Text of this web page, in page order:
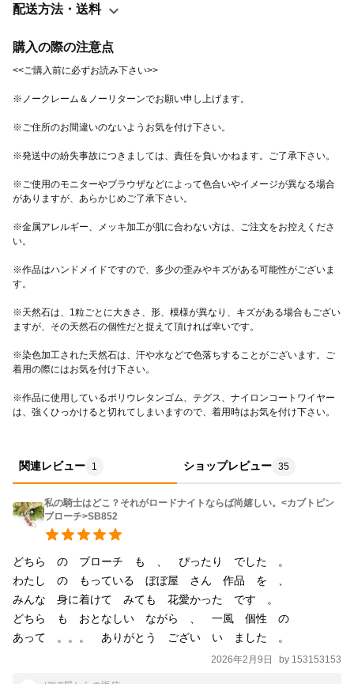
ローチです。そのため、再販や同一商品の作成は難しいので、あ
先が多少尖っているものが含まれている場合がございますので、
ご使用時にはご注意ください。 <<天然石の選び方>> 天然石の選
屋がお勧めしている選び方は、「直観で気に入ったもの」です。
色々な天然石をご覧になって、とても魅かれる天然石があれば、
いとマッチしていた！な～んてこともあります。 なので、誕生石
じゃないから、自分が表向き求めている願いと異なるからといっ
て、魅かれた天然石を避ける必要はないと思います。 また、季節
や色々な場面に合わせて、異なる天然石を着用なさるのも良いと
思います。
配送方法・送料
購入の際の注意点
※ご使用のモニターやブラウザなどによって色合いやイメージが異なる場合
※金属アレルギー、メッキ加工が肌に合わない方は、ご注文をお控えくださ
※作品はハンドメイドですので、多少の歪みやキズがある可能性がございま
※天然石は、1粒ごとに大きさ、形、模様が異なり、キズがある場合もござい
※染色加工された天然石は、汗や水などで色落ちすることがございます。ご
※作品に使用しているポリウレタンゴム、テグス、ナイロンコートワイヤー
は、強くひっかけると切れてしまいますので、着用時はお気を付け下さい。
関連レビュー 1 ショップレビュー 35
私の騎士はどこ？それがロードナイトならば尚嬉しい。<カブトピン
ブローチ>SB852
どちら　の　ブローチ　も　、　ぴったり　でした　。
わたし　の　もっている　ぼぼ屋　さん　作品　を　、
みんな　身に着けて　みても　花愛かった　です　。
どちら　も　おとなしい　ながら　、　一風　個性　の
あって　。。。　ありがとう　ござい　い　ました　。
2026年2月9日 by 153153153